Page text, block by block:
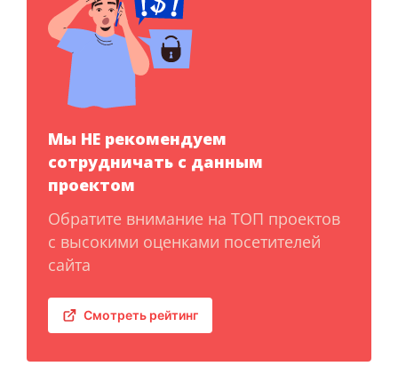
Мы НЕ рекомендуем
сотрудничать с данным
проектом
Обратите внимание на ТОП проектов
с высокими оценками посетителей
сайта
Смотреть рейтинг